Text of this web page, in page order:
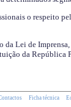
o respeito
da Lei de
da República
Ficha técnica